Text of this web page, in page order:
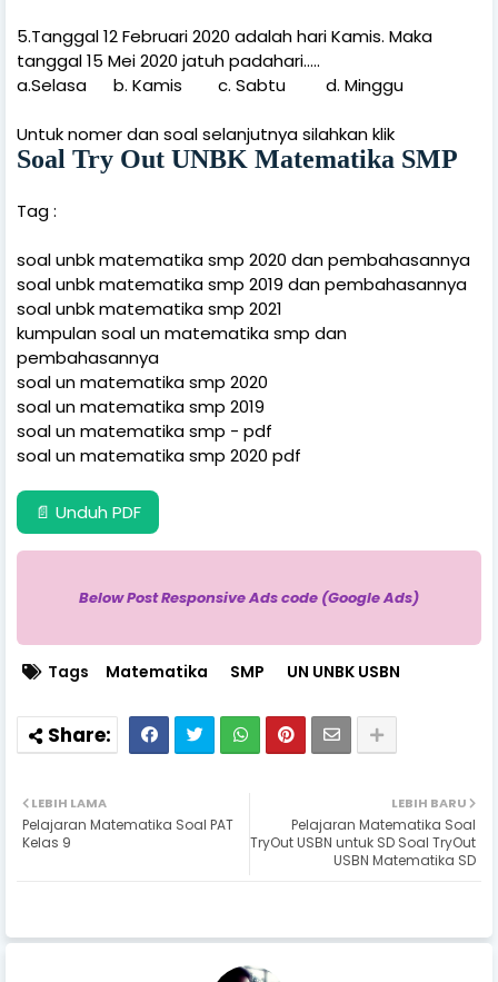
5.Tanggal 12 Februari 2020 adalah hari Kamis. Maka
tanggal 15 Mei 2020 jatuh padahari…..
a.Selasa
b. Kamis c. Sabtu d. Minggu
Untuk nomer dan soal selanjutnya silahkan klik
Soal Try Out UNBK Matematika SMP
Tag :
soal unbk matematika smp 2020 dan pembahasannya
soal unbk matematika smp 2019 dan pembahasannya
soal unbk matematika smp 2021
kumpulan soal un matematika smp dan
pembahasannya
soal un matematika smp 2020
soal un matematika smp 2019
soal un matematika smp - pdf
soal un matematika smp 2020 pdf
📄 Unduh PDF
Below Post Responsive Ads code (Google Ads)
Tags Matematika SMP UN UNBK USBN
LEBIH BARU
Pelajaran Matematika Soal
TryOut USBN untuk SD Soal TryOut
USBN Matematika SD
LEBIH LAMA
Pelajaran Matematika Soal PAT
Kelas 9